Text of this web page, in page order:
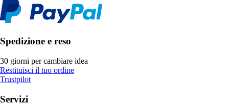
Spedizione e reso
30 giorni per cambiare idea
Restituisci il tuo ordine
Trustpilot
Servizi